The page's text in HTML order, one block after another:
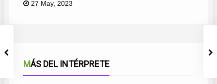
27 May, 2023
MÁS DEL INTÉRPRETE